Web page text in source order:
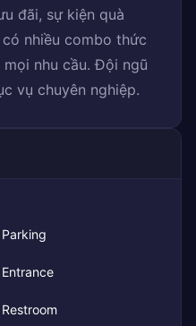
đãi, sự kiện quà
nhiều combo thức
nhu cầu. Đội ngũ
vụ chuyên nghiệp.